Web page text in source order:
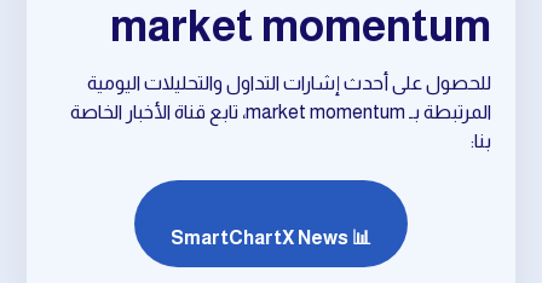
market momentum
للحصول على أحدث إشارات التداول والتحليلات اليومية
المرتبطة بـ market momentum، تابع قناة الأخبار الخاصة
بنا:
📊 SmartChartX News